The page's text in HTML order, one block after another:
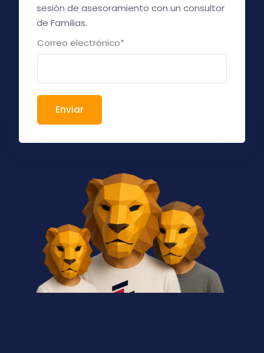
sesión de asesoramiento con un consultor
de Familias.
Correo electrónico*